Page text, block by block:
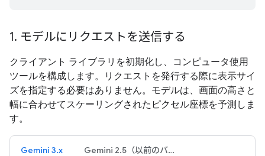
1. モデルにリクエストを送信する
クライアント ライブラリを初期化し、コンピュータ使用
ツールを構成します。リクエストを発行する際に表示サイ
ズを指定する必要はありません。モデルは、画面の高さと
幅に合わせてスケーリングされたピクセル座標を予測しま
す。
Gemini 3.x Gemini 2.5（以前のバージョン）